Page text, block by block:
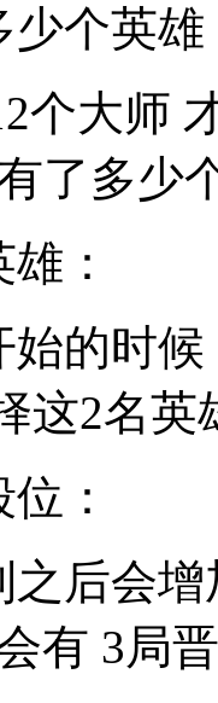
个英雄
大师 才
了多少
：
时候
这2名英
：
会增
有 3局